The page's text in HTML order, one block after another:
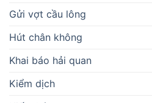
Gửi vợt cầu lông
Hút chân không
Khai báo hải quan
Kiểm dịch